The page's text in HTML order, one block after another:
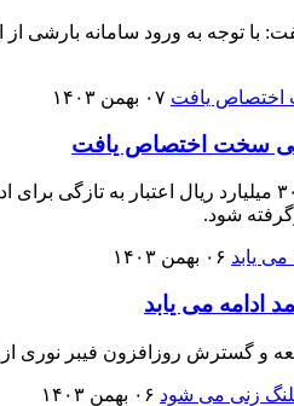
با توجه به ورود سامانه بارشی
۰۷ بهمن ۱۴۰۳
سرپرست اداره کل راه و شهرسازی کهگیلویه و
شود.
۰۶ بهمن ۱۴۰۳
ادامه می یابد
و گسترش روزافزون فیبر
۰۶ بهمن ۱۴۰۳